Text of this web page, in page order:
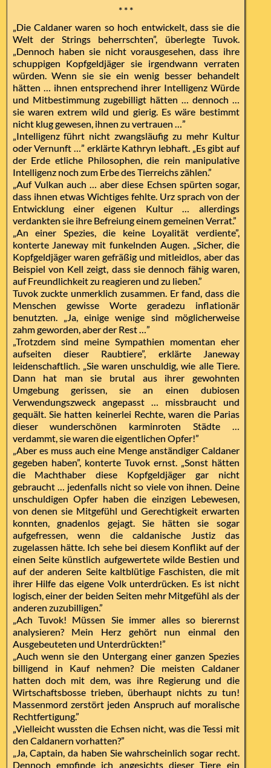
* * *
„Die Caldaner waren so hoch entwickelt, dass sie die
Welt der Strings beherrschten”, überlegte Tuvok.
„Dennoch haben sie nicht vorausgesehen, dass ihre
schuppigen Kopfgeldjäger sie irgendwann verraten
würden. Wenn sie sie ein wenig besser behandelt
hätten … ihnen entsprechend ihrer Intelligenz Würde
und Mitbestimmung zugebilligt hätten … dennoch …
sie waren extrem wild und gierig. Es wäre bestimmt
nicht klug gewesen, ihnen zu vertrauen …”
„Intelligenz führt nicht zwangsläufig zu mehr Kultur
oder Vernunft …” erklärte Kathryn lebhaft. „Es gibt auf
der Erde etliche Philosophen, die rein manipulative
Intelligenz noch zum Erbe des Tierreichs zählen.”
„Auf Vulkan auch … aber diese Echsen spürten sogar,
dass ihnen etwas Wichtiges fehlte. Urz sprach von der
Entwicklung einer eigenen Kultur … allerdings
verdankten sie ihre Befreiung einem gemeinen Verrat.”
„An einer Spezies, die keine Loyalität verdiente”,
konterte Janeway mit funkelnden Augen. „Sicher, die
Kopfgeldjäger waren gefräßig und mitleidlos, aber das
Beispiel von Kell zeigt, dass sie dennoch fähig waren,
auf Freundlichkeit zu reagieren und zu lieben.”
Tuvok zuckte unmerklich zusammen. Er fand, dass die
Menschen gewisse Worte geradezu inflationär
benutzten. „Ja, einige wenige sind möglicherweise
zahm geworden, aber der Rest …”
„Trotzdem sind meine Sympathien momentan eher
aufseiten dieser Raubtiere”, erklärte Janeway
leidenschaftlich. „Sie waren unschuldig, wie alle Tiere.
Dann hat man sie brutal aus ihrer gewohnten
Umgebung gerissen, sie an einen dubiosen
Verwendungszweck angepasst … missbraucht und
gequält. Sie hatten keinerlei Rechte, waren die Parias
dieser wunderschönen karminroten Städte …
verdammt, sie waren die eigentlichen Opfer!”
„Aber es muss auch eine Menge anständiger Caldaner
gegeben haben”, konterte Tuvok ernst. „Sonst hätten
die Machthaber diese Kopfgeldjäger gar nicht
gebraucht … jedenfalls nicht so viele von ihnen. Deine
unschuldigen Opfer haben die einzigen Lebewesen,
von denen sie Mitgefühl und Gerechtigkeit erwarten
konnten, gnadenlos gejagt. Sie hätten sie sogar
aufgefressen, wenn die caldanische Justiz das
zugelassen hätte. Ich sehe bei diesem Konflikt auf der
einen Seite künstlich aufgewertete wilde Bestien und
auf der anderen Seite kaltblütige Faschisten, die mit
ihrer Hilfe das eigene Volk unterdrücken. Es ist nicht
logisch, einer der beiden Seiten mehr Mitgefühl als der
anderen zuzubilligen.”
„Ach Tuvok! Müssen Sie immer alles so bierernst
analysieren? Mein Herz gehört nun einmal den
Ausgebeuteten und Unterdrückten!”
„Auch wenn sie den Untergang einer ganzen Spezies
billigend in Kauf nehmen? Die meisten Caldaner
hatten doch mit dem, was ihre Regierung und die
Wirtschaftsbosse trieben, überhaupt nichts zu tun!
Massenmord zerstört jeden Anspruch auf moralische
Rechtfertigung.”
„Vielleicht wussten die Echsen nicht, was die Tessi mit
den Caldanern vorhatten?”
„Ja, Captain, da haben Sie wahrscheinlich sogar recht.
Dennoch empfinde ich angesichts dieser Tiere ein